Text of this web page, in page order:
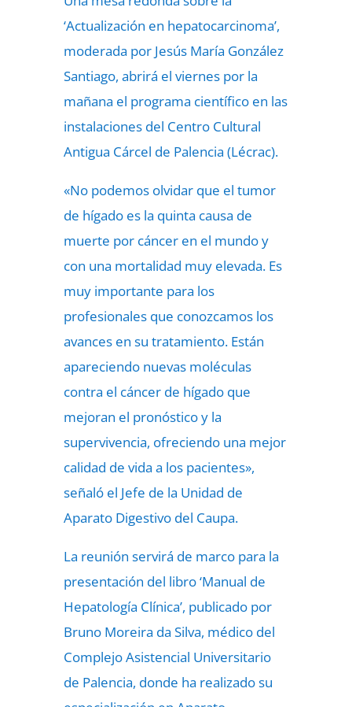
‘Actualización en hepatocarcinoma’,
moderada por Jesús María González
Santiago, abrirá el viernes por la
mañana el programa científico en las
instalaciones del Centro Cultural
Antigua Cárcel de Palencia (Lécrac).
«No podemos olvidar que el tumor
de hígado es la quinta causa de
muerte por cáncer en el mundo y
con una mortalidad muy elevada. Es
muy importante para los
profesionales que conozcamos los
avances en su tratamiento. Están
apareciendo nuevas moléculas
contra el cáncer de hígado que
mejoran el pronóstico y la
supervivencia, ofreciendo una mejor
calidad de vida a los pacientes»,
señaló el Jefe de la Unidad de
Aparato Digestivo del Caupa.
La reunión servirá de marco para la
presentación del libro ‘Manual de
Hepatología Clínica’, publicado por
Bruno Moreira da Silva, médico del
Complejo Asistencial Universitario
de Palencia, donde ha realizado su